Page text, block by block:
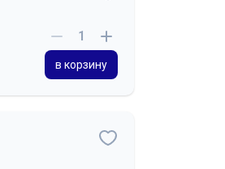
в корзину